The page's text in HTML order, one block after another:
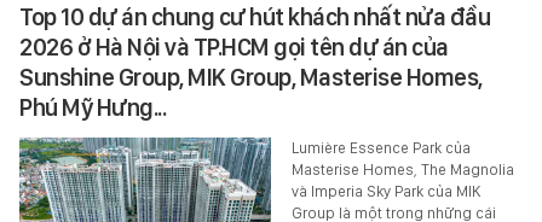
Top 10 dự án chung cư hút khách nhất nửa đầu
2026 ở Hà Nội và TP.HCM gọi tên dự án của
Sunshine Group, MIK Group, Masterise Homes,
Phú Mỹ Hưng...
Lumière Essence Park của
Masterise Homes, The Magnolia
và Imperia Sky Park của MIK
Group là một trong những cái